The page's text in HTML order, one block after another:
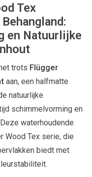
Tex
en Natuurlijke
trots Flügger
aan, een halfmatte
natuurlijke
schimmelvorming en
waterhoudende
Wood Tex serie, die
biedt met